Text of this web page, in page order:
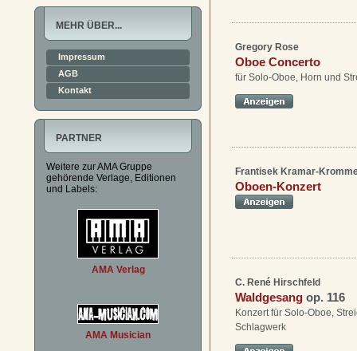
MEHR ÜBER...
Impressum
AGB
Kontakt
PARTNER
Weitere zur AMA Gruppe
gehörende Verlage, Editionen
und Labels:
AMA Verlag
AMA Musician
Gregory Rose
Oboe Concerto
für Solo-Oboe, Horn und
Frantisek Kramar-
Oboen-Konzert
C. René Hirschfeld
Waldgesang op. 116
Konzert für Solo-Oboe,
Schlagwerk